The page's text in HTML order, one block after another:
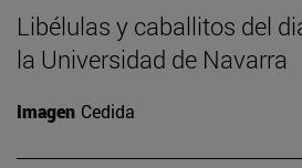
Libélulas y caballitos del
la Universidad de Navarra
Imagen Cedida